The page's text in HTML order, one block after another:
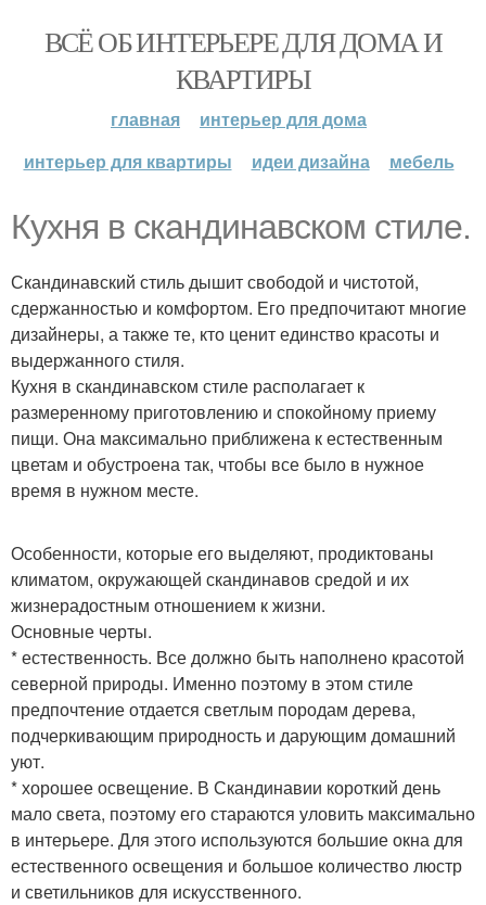
ВСЁ ОБ ИНТЕРЬЕРЕ ДЛЯ ДОМА И
КВАРТИРЫ
главная
интерьер для дома
интерьер для квартиры
идеи дизайна мебель
Кухня в скандинавском стиле.
Скандинавский стиль дышит свободой и чистотой,
сдержанностью и комфортом. Его предпочитают многие
дизайнеры, а также те, кто ценит единство красоты и
выдержанного стиля.
Кухня в скандинавском стиле располагает к
размеренному приготовлению и спокойному приему
пищи. Она максимально приближена к естественным
цветам и обустроена так, чтобы все было в нужное
время в нужном месте.
Особенности, которые его выделяют, продиктованы
климатом, окружающей скандинавов средой и их
жизнерадостным отношением к жизни.
Основные черты.
* естественность. Все должно быть наполнено красотой
северной природы. Именно поэтому в этом стиле
предпочтение отдается светлым породам дерева,
подчеркивающим природность и дарующим домашний
уют.
* хорошее освещение. В Скандинавии короткий день
мало света, поэтому его стараются уловить максимально
в интерьере. Для этого используются большие окна для
естественного освещения и большое количество люстр
и светильников для искусственного.